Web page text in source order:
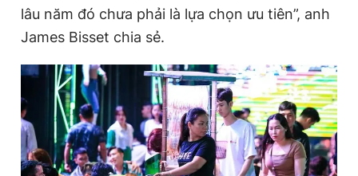
lâu năm đó chưa phải là lựa chọn ưu tiên”, anh
James Bisset chia sẻ.